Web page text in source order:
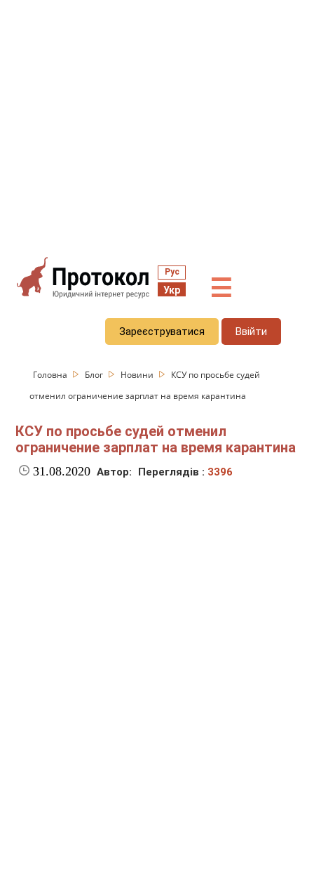
Рус
Укр ☰
Зареєструватися Ввійти
Головна Блог Новини
КСУ по просьбе судей
отменил ограничение зарплат на время карантина
КСУ по просьбе судей отменил
ограничение зарплат на время карантина
31.08.2020 Автор: Переглядів : 3396